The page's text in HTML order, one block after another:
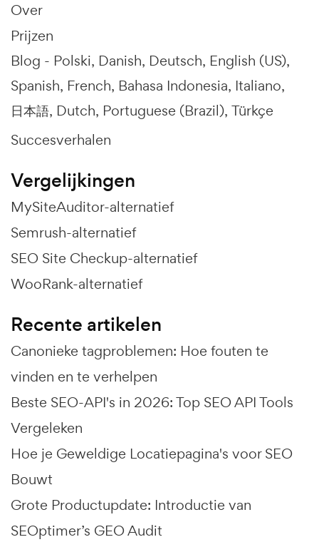
Over
Prijzen
Blog - Polski Danish Deutsch English (US)
Spanish French Bahasa Indonesia Italiano
日本語 Dutch Portuguese (Brazil) Türkçe
Succesverhalen
Vergelijkingen
MySiteAuditor-alternatief
Semrush-alternatief
SEO Site Checkup-alternatief
WooRank-alternatief
Recente artikelen
Canonieke tagproblemen: Hoe fouten te
vinden en te verhelpen
Beste SEO-API's in 2026: Top SEO API Tools
Vergeleken
Hoe je Geweldige Locatiepagina's voor SEO
Bouwt
Grote Productupdate: Introductie van
SEOptimer’s GEO Audit